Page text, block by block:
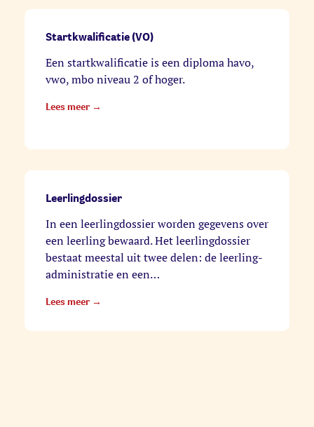
Startkwalificatie (VO)
Een startkwalificatie is een diploma havo,
vwo, mbo niveau 2 of hoger.
Lees meer →
Leerlingdossier
In een leerlingdossier worden gegevens over
een leerling bewaard. Het leerlingdossier
bestaat meestal uit twee delen: de leerling-
administratie en een…
Lees meer →